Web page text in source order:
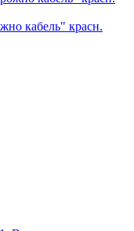
кабель" красн.